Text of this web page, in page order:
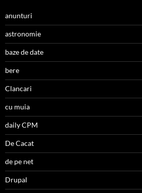
anunturi
astronomie
baze de date
bere
Clancari
cu muia
daily CPM
De Cacat
de pe net
Drupal